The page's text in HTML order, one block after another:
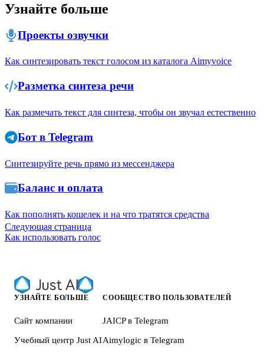
Узнайте больше
Проекты озвучки
Как синтезировать текст голосом из каталога Aimyvoice
Разметка синтеза речи
Как размечать текст для синтеза, чтобы он звучал естественно
Бот в Telegram
Синтезируйте речь прямо из мессенджера
Баланс и оплата
Как пополнять кошелек и на что тратятся средства
Следующая страница
Как использовать голос
УЗНАЙТЕ БОЛЬШЕ
Сайт компании
Учебный центр Just AI
СООБЩЕСТВО ПОЛЬЗОВАТЕЛЕЙ
JAICP в Telegram
Aimylogic в Telegram